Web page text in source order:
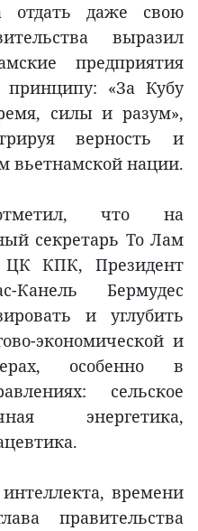
отдать даже свою
выразил
предприятия
принципу: «За Кубу
силы и разум»,
верность и
вьетнамской нации.
что на
секретарь То Лам
КПК, Президент
Бермудес
и углубить
экономической и
особенно в
сельское
энергетика,
времени
правительства